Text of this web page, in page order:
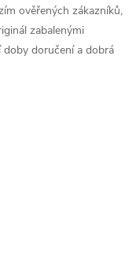
ověřených zákazníků,
zabalenými
doručení a dobrá